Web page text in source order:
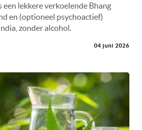
een lekkere verkoelende Bhang
en (optioneel psychoactief)
zonder alcohol.
04 juni 2026